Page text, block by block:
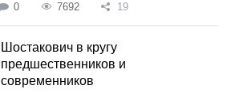
0 7692 19
Шостакович в кругу
предшественников и
современников